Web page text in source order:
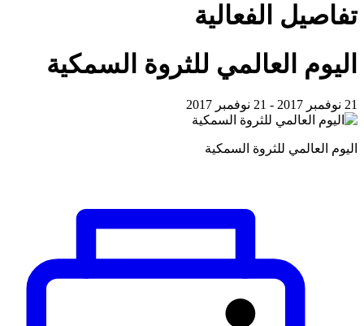
تفاصيل الفعالية
اليوم العالمي للثروة السمكية
21 نوفمبر 2017 - 21 نوفمبر 2017
اليوم العالمي للثروة السمكية